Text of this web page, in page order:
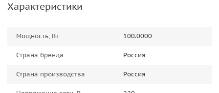
Характеристики
Мощность, Вт 100.0000
Страна бренда Россия
Страна производства Россия